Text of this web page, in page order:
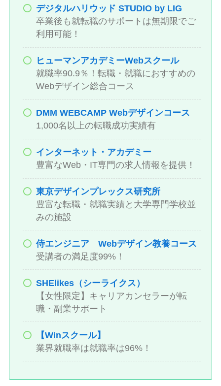
デジタルハリウッド STUDIO by LIG
卒業後も就転職のサポートは無期限でご
利用可能！
ヒューマンアカデミーWebスクール
就職率90.9％！転職・就職におすすめの
Webデザイン総合コース
DMM WEBCAMP Webデザインコース
1,000名以上の転職成功実績有
インターネット・アカデミー
豊富なWeb・IT専門の求人情報を提供！
東京デザインプレックス研究所
豊富な転職・就職実績と大学専門学校並
みの施設
侍エンジニア Webデザイン教養コース
受講者の満足度99%！
SHElikes（シーライクス）
【女性限定】キャリアカンセラーが転
職・副業サポート
【Winスクール】
業界就職率は就職率は96%！